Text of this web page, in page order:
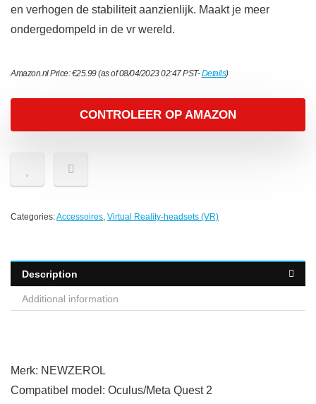
en verhogen de stabiliteit aanzienlijk. Maakt je meer
ondergedompeld in de vr wereld.
Amazon.nl Price:€25.99(as of 08/04/2023 02:47 PST-Details)
CONTROLEER OP AMAZON
Categories:Accessoires, Virtual Reality-headsets (VR)
Description
Additional information
Merk: NEWZEROL
Compatibel model: Oculus/Meta Quest 2